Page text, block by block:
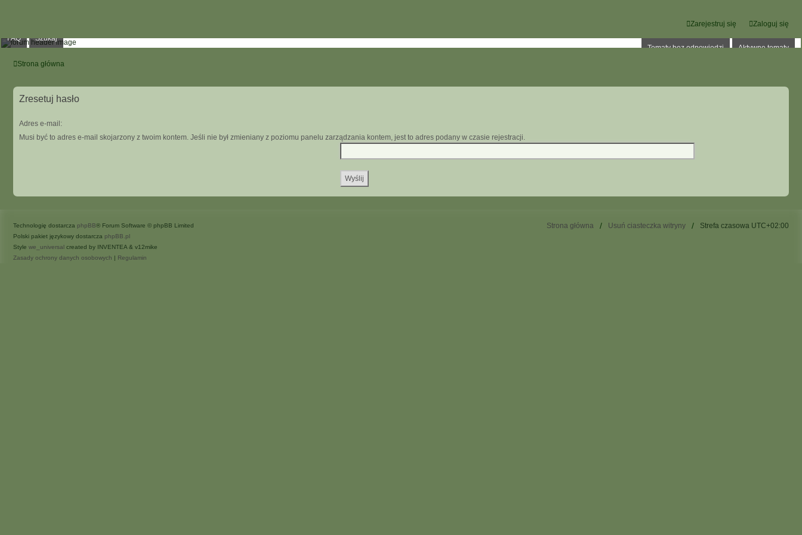
Zaloguj się
Zarejestruj się
Tematy bez odpowiedzi Aktywne tematy
FAQ Szukaj
Strona główna
Zresetuj hasło
Adres e-mail:
Musi być to adres e-mail skojarzony z twoim kontem. Jeśli nie był zmieniany z poziomu panelu zarządzania kontem, jest to adres podany w czasie rejestracji.
Strona główna Usuń ciasteczka witryny Strefa czasowa UTC+02:00
Technologię dostarcza phpBB® Forum Software © phpBB Limited
Polski pakiet językowy dostarcza phpBB.pl
Style we_universal created by INVENTEA & v12mike
Zasady ochrony danych osobowych | Regulamin